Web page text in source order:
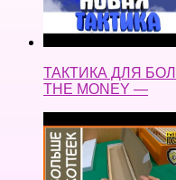
ТАКТИКА ДЛЯ
THE MONEY —